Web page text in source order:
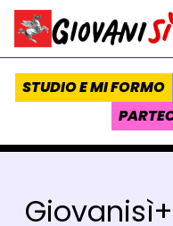
Vai al contenuto
Homepage Giovanisì -
STUDIO E MI FORMO